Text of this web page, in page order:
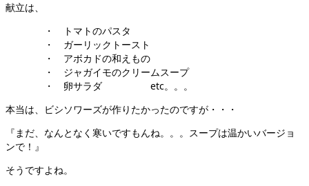
献立は、
・ トマトのパスタ
・ ガーリックトースト
・ アボカドの和えもの
・ ジャガイモのクリームスープ
・ 卵サラダ etc。。。
本当は、ビシソワーズが作りたかったのですが・・・
『まだ、なんとなく寒いですもんね。。。スープは温かいバージョ
ンで！』
そうですよね。